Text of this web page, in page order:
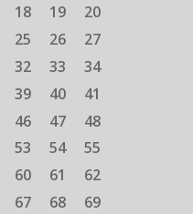
18 19
20
25 26
27
32 33
34
39 40
41
46 47
48
53 54
55
60 61
62
67 68
69